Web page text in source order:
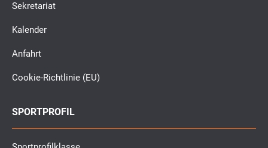
Sekretariat
Kalender
Anfahrt
Cookie-Richtlinie (EU)
SPORTPROFIL